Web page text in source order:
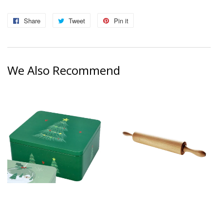
Share
Share
Facebook
Tweet
Tweet
Twitter
Pin it
Pinterest
We Also Recommend